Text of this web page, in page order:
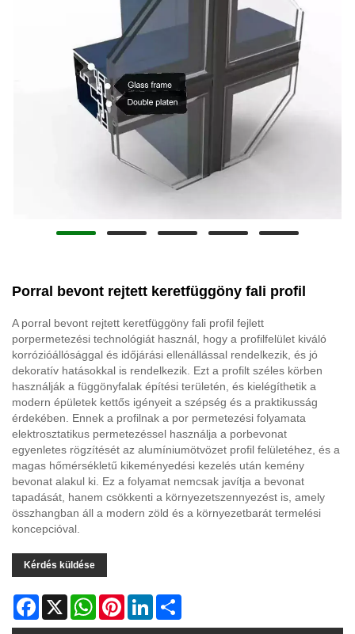
Porral bevont rejtett keretfüggöny fali profil
A porral bevont rejtett keretfüggöny fali profil fejlett
porpermetezési technológiát használ, hogy a profilfelület kiváló
korrózióállósággal és időjárási ellenállással rendelkezik, és jó
dekoratív hatásokkal is rendelkezik. Ezt a profilt széles körben
használják a függönyfalak építési területén, és kielégíthetik a
modern épületek kettős igényeit a szépség és a praktikusság
érdekében. Ennek a profilnak a por permetezési folyamata
elektrosztatikus permetezéssel használja a porbevonat
egyenletes rögzítését az alumíniumötvözet profil felületéhez, és a
magas hőmérsékletű kikeményedési kezelés után kemény
bevonat alakul ki. Ez a folyamat nemcsak javítja a bevonat
tapadását, hanem csökkenti a környezetszennyezést is, amely
összhangban áll a modern zöld és a környezetbarát termelési
koncepcióval.
Kérdés küldése
Facebook
X WhatsAppPinterestLinkedIn